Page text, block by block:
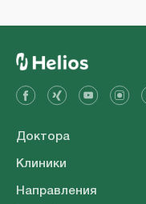
Доктора
Клиники
Направления